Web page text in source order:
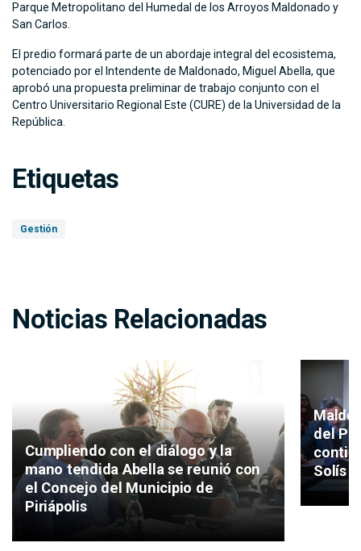
Parque Metropolitano del Humedal de los Arroyos Maldonado y
San Carlos.
El predio formará parte de un abordaje integral del ecosistema,
potenciado por el Intendente de Maldonado, Miguel Abella, que
aprobó una propuesta preliminar de trabajo conjunto con el
Centro Universitario Regional Este (CURE) de la Universidad de la
República.
Etiquetas
Gestión
Noticias Relacionadas
Cumpliendo con el diálogo y la
mano tendida Abella se reunió con
el Concejo del Municipio de
Piriápolis
del
Solís